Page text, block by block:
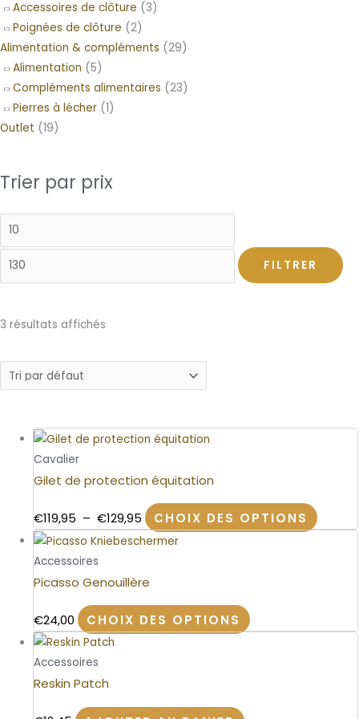
Accessoires de clôture (3)
Poignées de clôture (2)
Alimentation & compléments (29)
Alimentation (5)
Compléments alimentaires (23)
Pierres à lécher (1)
Outlet (19)
Trier par prix
FILTRER
3 résultats affichés
Cavalier
Gilet de protection équitation
€119,95 – €129,95
Plage
prix :
€119,95
à
€129,95
CHOIX DES OPTIONS
Accessoires
Picasso Genouillère
€24,00 CHOIX DES OPTIONS
variations.
Accessoires
Reskin Patch